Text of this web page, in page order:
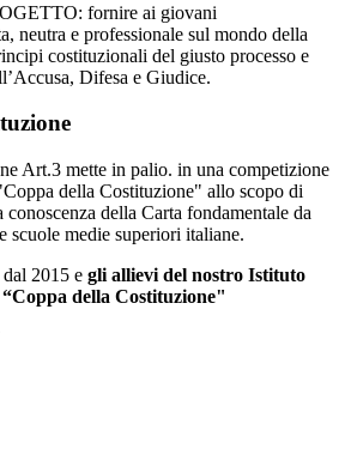
fornire ai giovani
neutra e professionale sul mondo della
costituzionali del giusto processo e
Difesa e Giudice.
Art.3 mette in palio. in una competizione
della Costituzione" allo scopo di
della Carta fondamentale da
scuole medie superiori italiane.
2015 e gli allievi del nostro Istituto
della Costituzione"